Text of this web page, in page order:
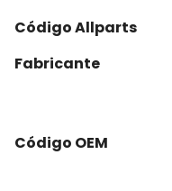
Código Allparts
Fabricante
Código OEM